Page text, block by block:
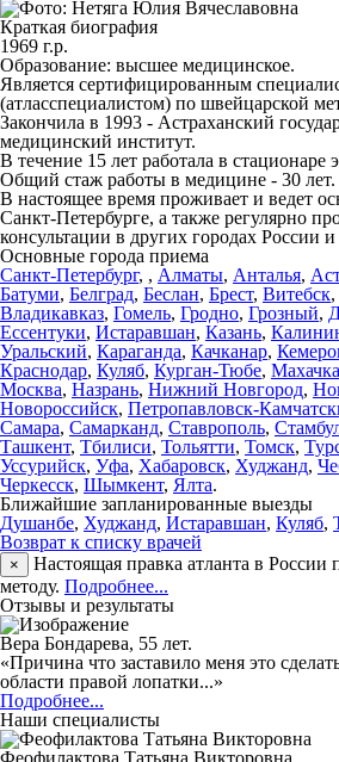
Краткая биография
1969 г.р.
Образование: высшее медицинское.
Является сертифицированным
(атласспециалистом) по швейцарской
Закончила в 1993 - Астраханский
медицинский институт.
В течение 15 лет работала в стационаре
Общий стаж работы в медицине - 30 лет.
В настоящее время проживает и ведет
Санкт-Петербурге, а также регулярно
консультации в других городах России
Основные города приема
Санкт-Петербург, , Алматы, Анталья,
Батуми, Белград, Беслан, Брест, Витебск,
Владикавказ, Гомель, Гродно, Грозный,
Ессентуки, Истаравшан, Казань,
Уральский, Караганда, Качканар,
Краснодар, Куляб, Курган-Тюбе,
Москва, Назрань, Нижний Новгород,
Новороссийск, Петропавловск-
Самара, Самарканд, Ставрополь,
Ташкент, Тбилиси, Тольятти, Томск,
Уссурийск, Уфа, Хабаровск, Худжанд,
Черкесск, Шымкент, Ялта.
Ближайшие запланированные выезды
Душанбе, Худжанд, Истаравшан, Куляб,
Возврат к списку врачей
×
Настоящая правка атланта в России
методу. Подробнее...
Отзывы и результаты
Вера Бондарева, 55 лет.
«Причина что заставило меня это
области правой лопатки...»
Подробнее...
Наши специалисты
Феофилактова Татьяна Викторовна